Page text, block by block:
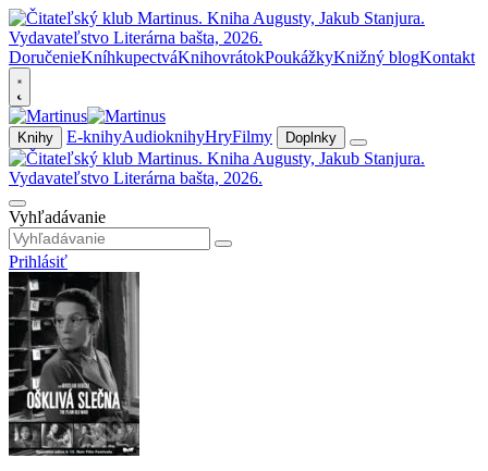
DoručenieKníhkupectváKnihovrátokPoukážkyKnižný blogKontakt
Knihy E-knihyAudioknihyHryFilmy Doplnky
Vyhľadávanie
Prihlásiť